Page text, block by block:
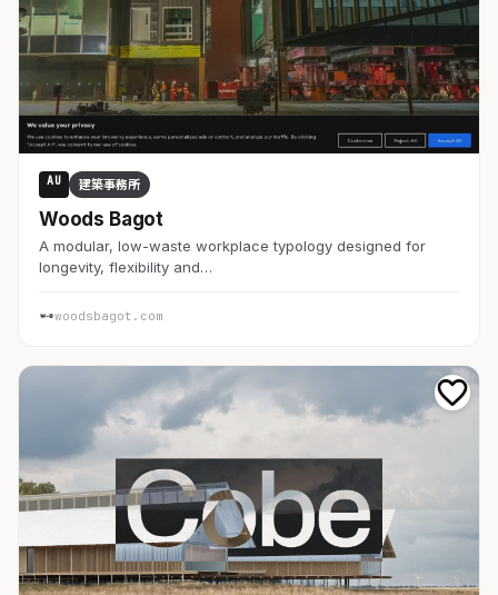
AU 建築事務所
Woods Bagot
A modular, low-waste workplace typology designed for
longevity, flexibility and…
woodsbagot.com